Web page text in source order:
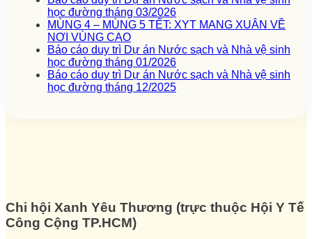
học đường tháng 03/2026
MÙNG 4 – MÙNG 5 TẾT: XYT MANG XUÂN VỀ
NƠI VÙNG CAO
Báo cáo duy trì Dự án Nước sạch và Nhà vệ sinh
học đường tháng 01/2026
Báo cáo duy trì Dự án Nước sạch và Nhà vệ sinh
học đường tháng 12/2025
Chi hội Xanh Yêu Thương (trực thuộc Hội Y Tế
Công Cộng TP.HCM)